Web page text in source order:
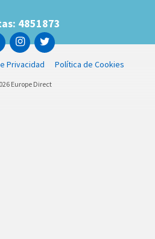
4851873
Privacidad Política de Cookies
Europe Direct